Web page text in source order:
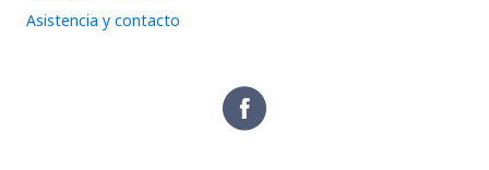
Asistencia y contacto